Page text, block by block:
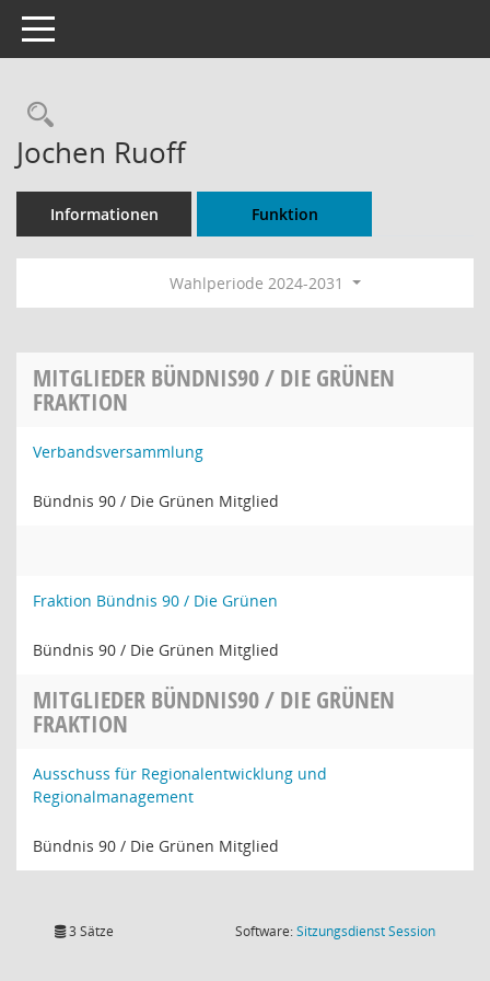
Toggle navigation
Rechercheauswahl
Jochen Ruoff
Informationen Funktion
Wahlperiode 2024-2031
MITGLIEDER BÜNDNIS90 / DIE GRÜNEN
FRAKTION
Verbandsversammlung
Bündnis 90 / Die Grünen Mitglied
Fraktion Bündnis 90 / Die Grünen
Bündnis 90 / Die Grünen Mitglied
MITGLIEDER BÜNDNIS90 / DIE GRÜNEN
FRAKTION
Ausschuss für Regionalentwicklung und
Regionalmanagement
Bündnis 90 / Die Grünen Mitglied
3 Sätze Software:SitzungsdienstSession(Wird in